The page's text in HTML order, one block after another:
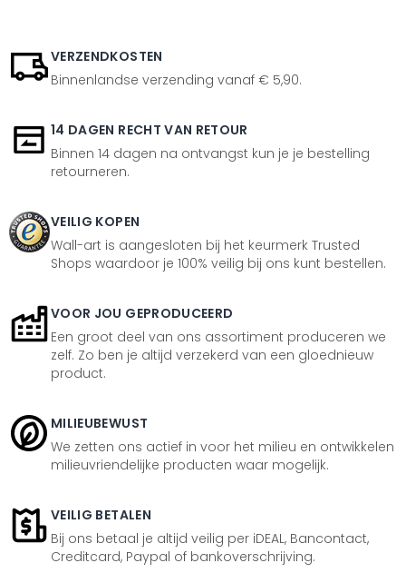
VERZENDKOSTEN
Binnenlandse verzending vanaf € 5,90.
14 DAGEN RECHT VAN RETOUR
Binnen 14 dagen na ontvangst kun je je bestelling
retourneren.
VEILIG KOPEN
Wall-art is aangesloten bij het keurmerk Trusted
Shops waardoor je 100% veilig bij ons kunt bestellen.
VOOR JOU GEPRODUCEERD
Een groot deel van ons assortiment produceren we
zelf. Zo ben je altijd verzekerd van een gloednieuw
product.
MILIEUBEWUST
We zetten ons actief in voor het milieu en ontwikkelen
milieuvriendelijke producten waar mogelijk.
VEILIG BETALEN
Bij ons betaal je altijd veilig per iDEAL, Bancontact,
Creditcard, Paypal of bankoverschrijving.